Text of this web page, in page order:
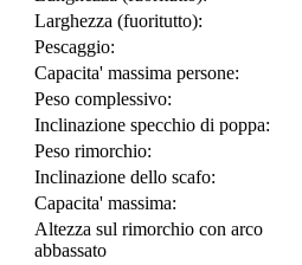
Larghezza (fuoritutto):
Pescaggio:
Capacita' massima persone:
Peso complessivo:
Inclinazione specchio di poppa:
Peso rimorchio:
Inclinazione dello scafo:
Capacita' massima:
Altezza sul rimorchio con arco
abbassato